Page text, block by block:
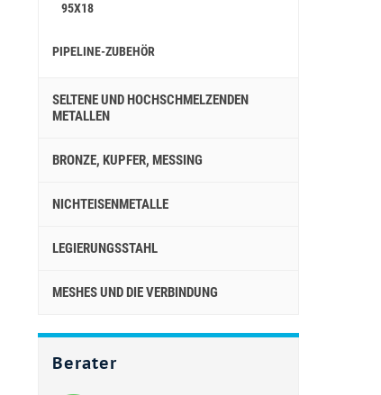
95Х18
PIPELINE-ZUBEHÖR
SELTENE UND HOCHSCHMELZENDEN
METALLEN
BRONZE, KUPFER, MESSING
NICHTEISENMETALLE
LEGIERUNGSSTAHL
MESHES UND DIE VERBINDUNG
Berater